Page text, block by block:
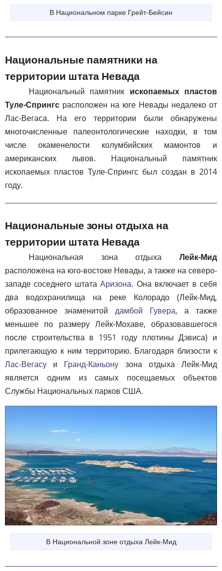
В Национальном парке Грейт-Бейсин
Национальные памятники на
территории штата Невада
Национальный памятник ископаемых пластов
Туле-Спрингс расположен на юге Невады недалеко от
Лас-Вегаса. На его территории были обнаружены
многочисленные палеонтологические находки, в том
числе окаменелости колумбийских мамонтов и
американских львов. Национальный памятник
ископаемых пластов Туле-Спрингс был создан в 2014
году.
Национальные зоны отдыха на
территории штата Невада
Национальная зона отдыха Лейк-Мид
расположена на юго-востоке Невады, а также на северо-
западе соседнего штатаАризона. Она включает в себя
два водохранилища на реке Колорадо (Лейк-Мид,
образованное знаменитой дамбой Гувера, а также
меньшее по размеру Лейк-Мохаве, образовавшегося
после строительства в 1951 году плотины Дэвиса) и
прилегающую к ним территорию. Благодаря близости к
Лас-Вегасу и Гранд-Каньону зона отдыха Лейк-Мид
является одним из самых посещаемых объектов
Службы Национальных парков США.
В Национальной зоне отдыха Лейк-Мид